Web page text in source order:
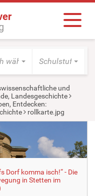
wählen Schulstufe
und
Landesgeschichte
Entdecken:
rollkarte.jpg
Dorf komma isch!“ - Die
in Stetten im